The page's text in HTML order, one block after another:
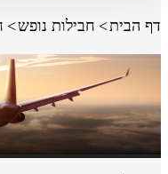
דף הבית חבילות נופש